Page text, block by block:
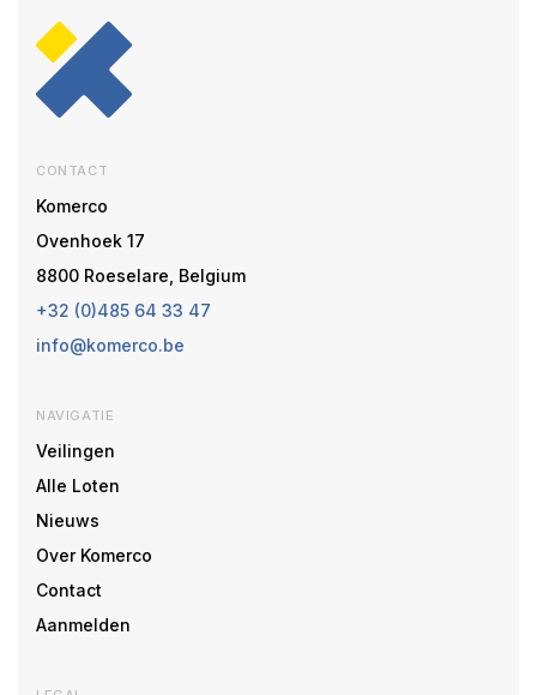
CONTACT
Komerco
Ovenhoek 17
8800 Roeselare, Belgium
+32 (0)485 64 33 47
info@komerco.be
NAVIGATIE
Veilingen
Alle Loten
Nieuws
Over Komerco
Contact
Aanmelden